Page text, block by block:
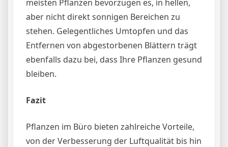
meisten Pflanzen bevorzugen es, in hellen,
aber nicht direkt sonnigen Bereichen zu
stehen. Gelegentliches Umtopfen und das
Entfernen von abgestorbenen Blättern trägt
ebenfalls dazu bei, dass Ihre Pflanzen gesund
bleiben.
Fazit
Pflanzen im Büro bieten zahlreiche Vorteile,
von der Verbesserung der Luftqualität bis hin